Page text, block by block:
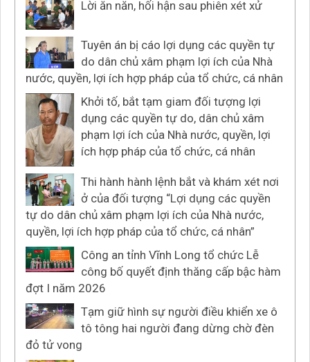
Lời ăn năn, hối hận sau phiên xét xử
Tuyên án bị cáo lợi dụng các quyền tự
do dân chủ xâm phạm lợi ích của Nhà
nước, quyền, lợi ích hợp pháp của tổ chức, cá nhân
Khởi tố, bắt tạm giam đối tượng lợi
dụng các quyền tự do, dân chủ xâm
phạm lợi ích của Nhà nước, quyền, lợi
ích hợp pháp của tổ chức, cá nhân
Thi hành hành lệnh bắt và khám xét nơi
ở của đối tượng “Lợi dụng các quyền
tự do dân chủ xâm phạm lợi ích của Nhà nước,
quyền, lợi ích hợp pháp của tổ chức, cá nhân”
Công an tỉnh Vĩnh Long tổ chức Lễ
công bố quyết định thăng cấp bậc hàm
đợt I năm 2026
Tạm giữ hình sự người điều khiển xe ô
tô tông hai người đang dừng chờ đèn
đỏ tử vong